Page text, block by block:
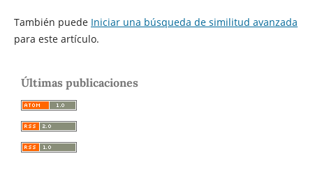
También puede Iniciar una búsqueda de similitud avanzada
para este artículo.
Últimas publicaciones